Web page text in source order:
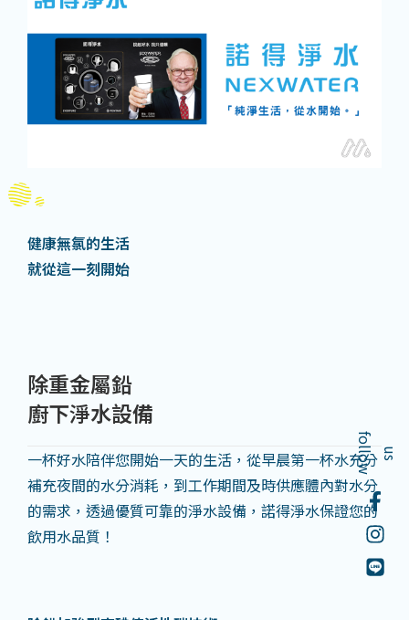
f
o l
l
o
w u
s
健康無氯的生活
就從這一刻開始
除重金屬鉛
廚下淨水設備
一杯好水陪伴您開始一天的生活，從早晨第一杯水充分
補充夜間的水分消耗，到工作期間及時供應體內對水分
的需求，透過優質可靠的淨水設備，諾得淨水保證您的
飲用水品質！